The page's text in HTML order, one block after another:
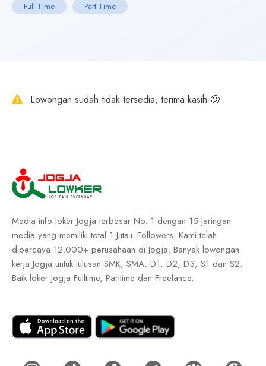
Full Time Part Time
Lowongan sudah tidak tersedia, terima kasih 🙂
Media info loker Jogja terbesar No. 1 dengan 15 jaringan
media yang memiliki total 1 Juta+ Followers. Kami telah
dipercaya 12.000+ perusahaan di Jogja. Banyak lowongan
kerja Jogja untuk lulusan SMK, SMA, D1, D2, D3, S1 dan S2.
Baik loker Jogja Fulltime, Parttime dan Freelance.